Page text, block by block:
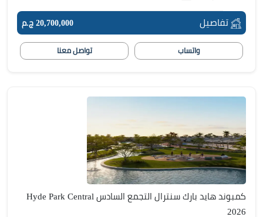
تفاصيل 20,700,000 ج.م
واتساب تواصل معنا
كمبوند هايد بارك سنترال التجمع السادس Hyde Park Central
2026